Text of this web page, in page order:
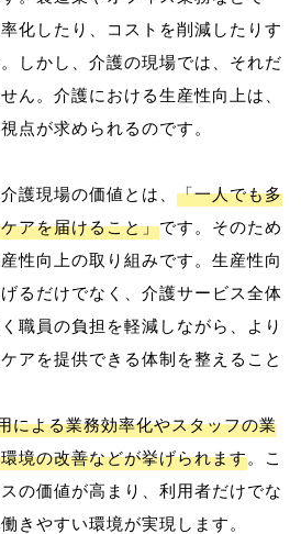
化したり、コストを削減したりす
しかし、介護の現場では、それだ
ん。介護における生産性向上は、
点が求められるのです。
護現場の価値とは、 「一人でも多
アを届けること」です。そのため
性向上の取り組みです。生産性向
るだけでなく、介護サービス全体
職員の負担を軽減しながら、より
アを提供できる体制を整えること
による業務効率化やスタッフの業
境の改善などが挙げられます。こ
の価値が高まり、利用者だけでな
きやすい環境が実現します。